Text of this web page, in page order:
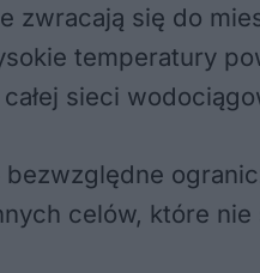
zwracają się do
temperatury
sieci
bezwzględne
celów, które